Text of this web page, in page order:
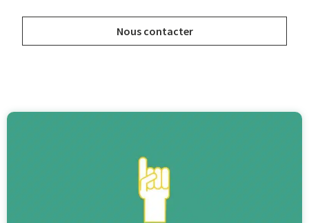
Nous contacter